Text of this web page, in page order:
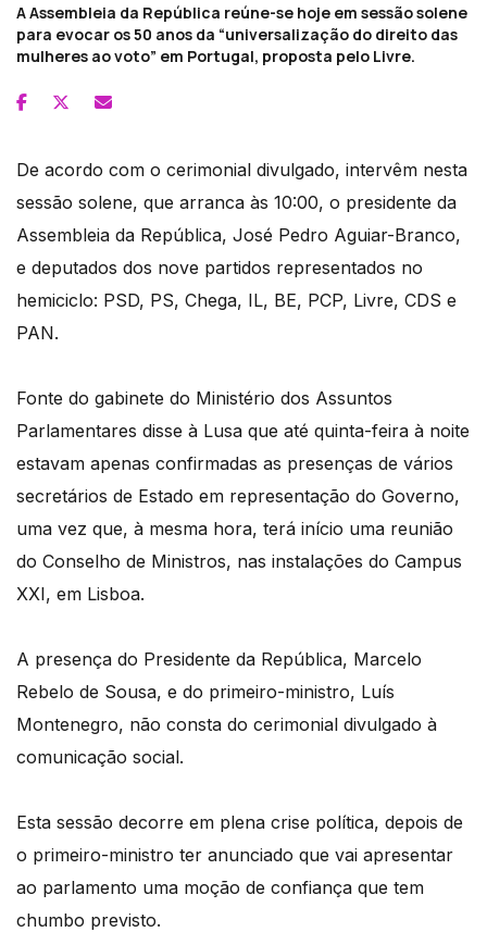
A Assembleia da República reúne-se hoje em sessão solene
para evocar os 50 anos da “universalização do direito das
mulheres ao voto” em Portugal, proposta pelo Livre.
De acordo com o cerimonial divulgado, intervêm nesta
sessão solene, que arranca às 10:00, o presidente da
Assembleia da República, José Pedro Aguiar-Branco,
e deputados dos nove partidos representados no
hemiciclo: PSD, PS, Chega, IL, BE, PCP, Livre, CDS e
PAN.
Fonte do gabinete do Ministério dos Assuntos
Parlamentares disse à Lusa que até quinta-feira à noite
estavam apenas confirmadas as presenças de vários
secretários de Estado em representação do Governo,
uma vez que, à mesma hora, terá início uma reunião
do Conselho de Ministros, nas instalações do Campus
XXI, em Lisboa.
A presença do Presidente da República, Marcelo
Rebelo de Sousa, e do primeiro-ministro, Luís
Montenegro, não consta do cerimonial divulgado à
comunicação social.
Esta sessão decorre em plena crise política, depois de
o primeiro-ministro ter anunciado que vai apresentar
ao parlamento uma moção de confiança que tem
chumbo previsto.